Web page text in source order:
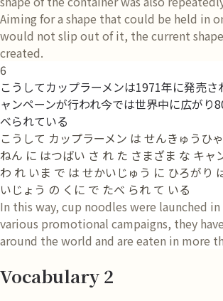
Aiming for a shape that could be held in
would not slip out of it, the current
created.
6
こうしてカップラーメンは1971年に発売
ャンペーンが行われ今では世界中に広がり
べられている
こうして カップラーメン は せんきゅうひ
ねん に はつばい さ れ た さまざま な キャ
わ れ いま で は せかいじゅう に ひろがり
いじょう の くに で たべ られ て いる
In this way, cup noodles were launched
various promotional campaigns, they
around the world and are eaten in more
Vocabulary 2